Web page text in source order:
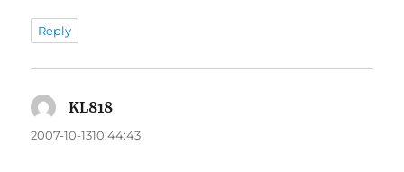
Reply
KL818
示:
2007-10-1310:44:43